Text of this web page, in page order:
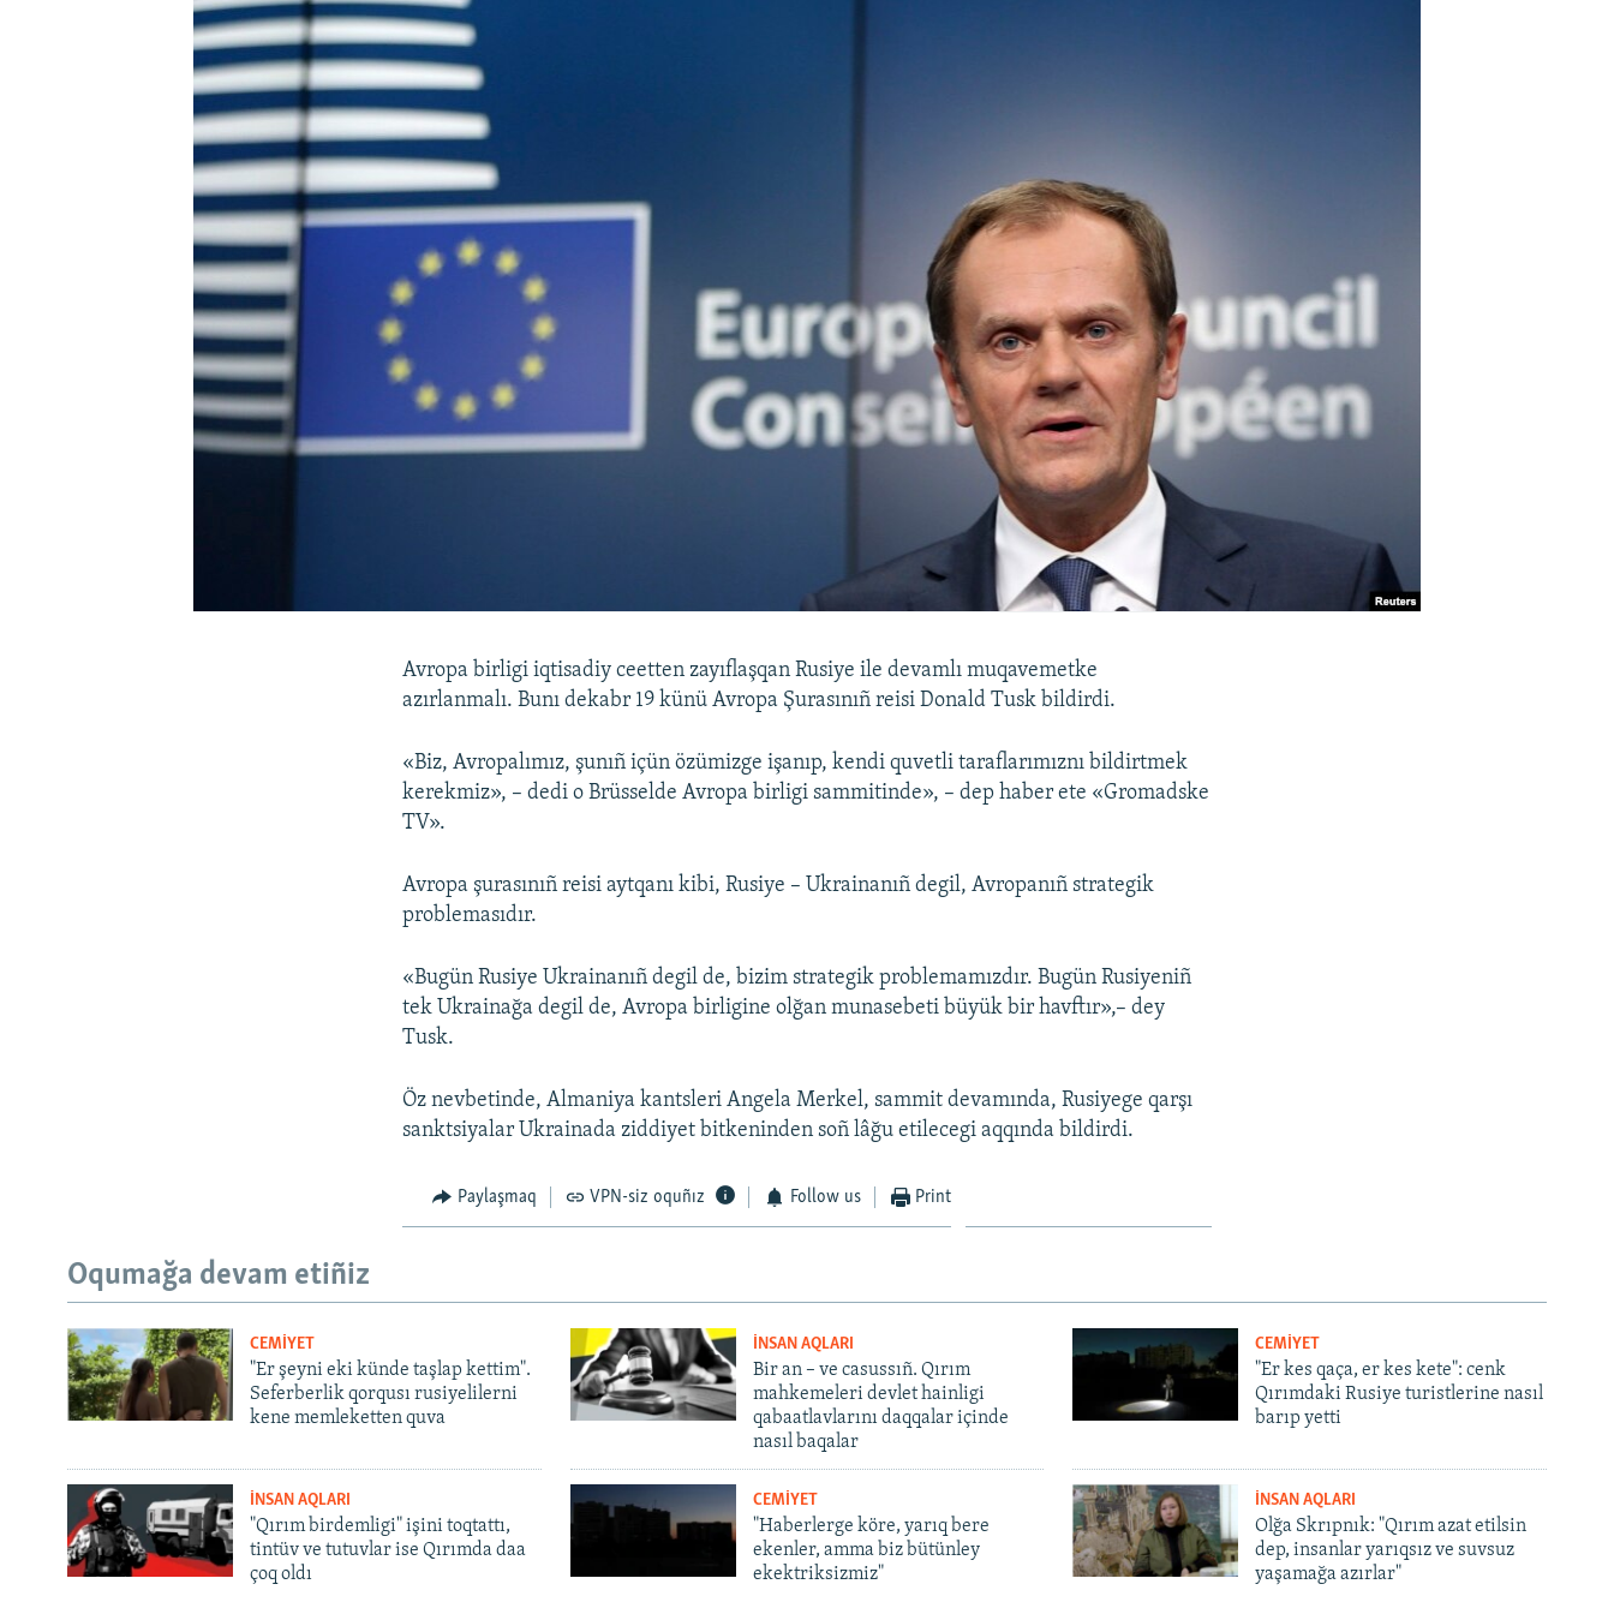
Avropa birligi iqtisadiy ceetten zayıflaşqan Rusiye ile devamlı muqavemetke
azırlanmalı. Bunı dekabr 19 künü Avropa Şurasınıñ reisi Donald Tusk bildirdi.
«Biz, Avropalımız, şunıñ içün özümizge işanıp, kendi quvetli taraflarımıznı bildirtmek
kerekmiz», – dedi o Brüsselde Avropa birligi sammitinde», – dep haber ete «Gromadske
TV».
Avropa şurasınıñ reisi aytqanı kibi, Rusiye – Ukrainanıñ degil, Avropanıñ strategik
problemasıdır.
«Bugün Rusiye Ukrainanıñ degil de, bizim strategik problemamızdır. Bugün Rusiyeniñ
tek Ukrainağa degil de, Avropa birligine olğan munasebeti büyük bir havftır»,– dey
Tusk.
Öz nevbetinde, Almaniya kantsleri Angela Merkel, sammit devamında, Rusiyege qarşı
sanktsiyalar Ukrainada ziddiyet bitkeninden soñ lâğu etilecegi aqqında bildirdi.
Paylaşmaq VPN-siz oquñız Follow us Print
Oqumağa devam etiñiz
CEMİYET
"Er şeyni eki künde taşlap kettim".
Seferberlik qorqusı rusiyelilerni
kene memleketten quva
İNSAN AQLARI
Bir an – ve casussıñ. Qırım
mahkemeleri devlet hainligi
qabaatlavlarını daqqalar içinde
nasıl baqalar
CEMİYET
"Er kes qaça, er kes kete": cenk
Qırımdaki Rusiye turistlerine nasıl
barıp yetti
İNSAN AQLARI
"Qırım birdemligi" işini toqtattı,
tintüv ve tutuvlar ise Qırımda daa
çoq oldı
CEMİYET
"Haberlerge köre, yarıq bere
ekenler, amma biz bütünley
ekektriksizmiz"
İNSAN AQLARI
Olğa Skrıpnık: "Qırım azat etilsin
dep, insanlar yarıqsız ve suvsuz
yaşamağa azırlar"